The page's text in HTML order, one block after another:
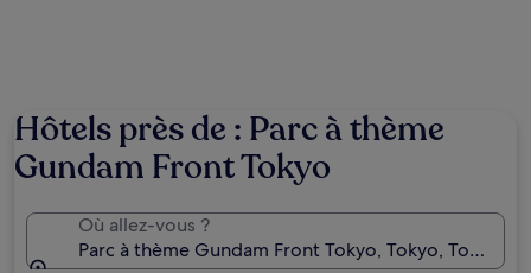
Hôtels près de : Parc à thème
Gundam Front Tokyo
Où allez-vous ?
Parc à thème Gundam Front Tokyo, Tokyo, Tokyo